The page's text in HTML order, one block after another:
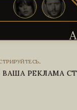
.
ВАША РЕКЛАМА